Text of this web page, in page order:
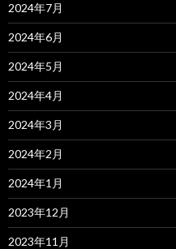
2024年7月
2024年6月
2024年5月
2024年4月
2024年3月
2024年2月
2024年1月
2023年12月
2023年11月